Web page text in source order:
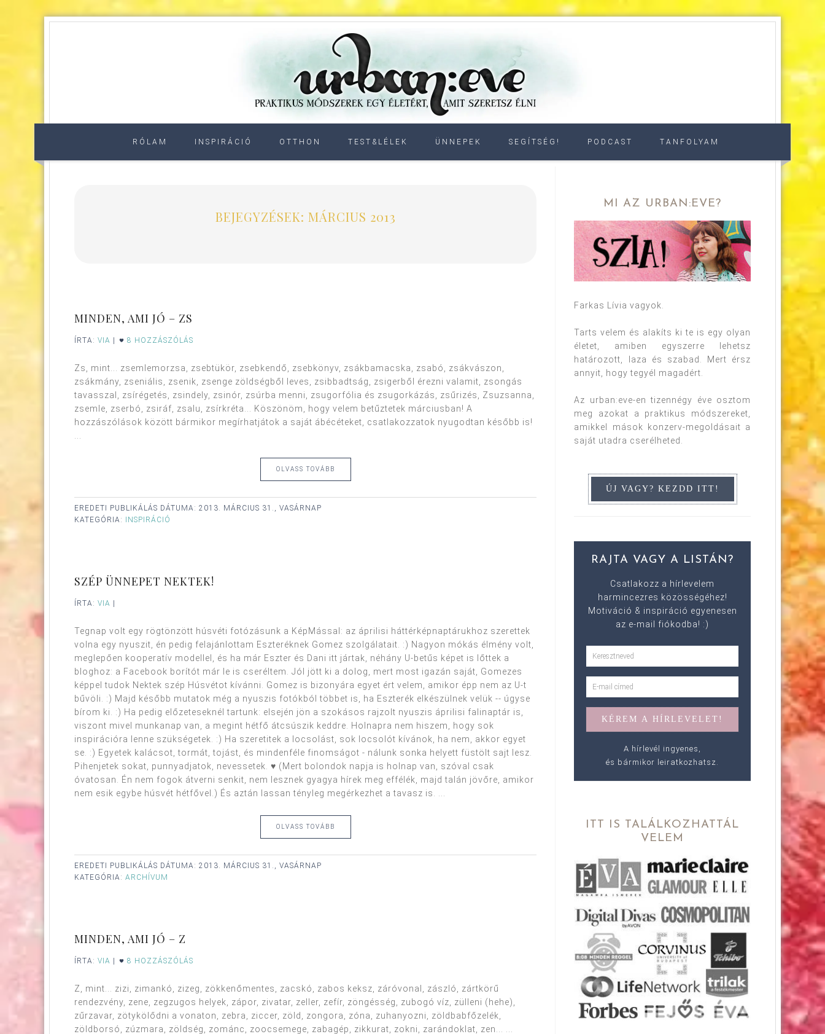
RÓLAM INSPIRÁCIÓ OTTHON TEST&LÉLEK ÜNNEPEK SEGÍTSÉG! PODCAST TANFOLYAM
BEJEGYZÉSEK: MÁRCIUS 2013
MINDEN, AMI JÓ – ZS
ÍRTA: VIA 8 HOZZÁSZÓLÁS
Zs, mint... zsemlemorzsa, zsebtükör, zsebkendő, zsebkönyv, zsákbamacska, zsabó, zsákvászon,
zsákmány, zseniális, zsenik, zsenge zöldségből leves, zsibbadtság, zsigerből érezni valamit, zsongás
tavasszal, zsírégetés, zsindely, zsinór, zsúrba menni, zsugorfólia és zsugorkázás, zsűrizés, Zsuzsanna,
zsemle, zserbó, zsiráf, zsalu, zsírkréta... Köszönöm, hogy velem betűztetek márciusban! A
hozzászólások között bármikor megírhatjátok a saját ábécéteket, csatlakozzatok nyugodtan később is!
OLVASS TOVÁBB
EREDETI PUBLIKÁLÁS DÁTUMA: 2013. MÁRCIUS 31., VASÁRNAP
KATEGÓRIA:
INSPIRÁCIÓ
SZÉP ÜNNEPET NEKTEK!
ÍRTA: VIA
Tegnap volt egy rögtönzött húsvéti fotózásunk a KépMással: az áprilisi háttérképnaptárukhoz szerettek
volna egy nyuszit, én pedig felajánlottam Eszteréknek Gomez szolgálatait. :) Nagyon mókás élmény volt,
meglepően kooperatív modellel, és ha már Eszter és Dani itt jártak, néhány U-betűs képet is lőttek a
bloghoz: a Facebook borítót már le is cseréltem. Jól jött ki a dolog, mert most igazán saját, Gomezes
képpel tudok Nektek szép Húsvétot kívánni. Gomez is bizonyára egyet ért velem, amikor épp nem az U-t
bűvöli. :) Majd később mutatok még a nyuszis fotókból többet is, ha Eszterék elkészülnek velük -- úgyse
bírom ki. :) Ha pedig előzeteseknél tartunk: elsején jön a szokásos rajzolt nyuszis áprilisi falinaptár is,
viszont mivel munkanap van, a megint hétfő átcsúszik keddre. Holnapra nem hiszem, hogy sok
inspirációra lenne szükségetek. :) Ha szeretitek a locsolást, sok locsolót kívánok, ha nem, akkor egyet
se. :) Egyetek kalácsot, tormát, tojást, és mindenféle finomságot - nálunk sonka helyett füstölt sajt lesz.
Pihenjetek sokat, punnyadjatok, nevessetek. ♥ (Mert bolondok napja is holnap van, szóval csak
óvatosan. Én nem fogok átverni senkit, nem lesznek gyagya hírek meg effélék, majd talán jövőre, amikor
nem esik egybe húsvét hétfővel.) És aztán lassan tényleg megérkezhet a tavasz is. ...
OLVASS TOVÁBB
EREDETI PUBLIKÁLÁS DÁTUMA: 2013. MÁRCIUS 31., VASÁRNAP
KATEGÓRIA: ARCHÍVUM
MINDEN, AMI JÓ – Z
ÍRTA: VIA 8 HOZZÁSZÓLÁS
Z, mint... zizi, zimankó, zizeg, zökkenőmentes, zacskó, zabos keksz, záróvonal, zászló, zártkörű
rendezvény, zene, zegzugos helyek, zápor, zivatar, zeller, zefír, zöngésség, zubogó víz, zülleni (hehe),
zűrzavar, zötykölődni a vonaton, zebra, ziccer, zöld, zongora, zóna, zuhanyozni, zöldbabfőzelék,
zöldborsó, zúzmara, zöldség, zománc, zoocsemege, zabagép, zikkurat, zokni, zarándoklat, zen... ...
MI AZ URBAN:EVE?
Farkas Lívia vagyok.
Tarts velem és alakíts ki te is egy olyan
életet, amiben egyszerre lehetsz
határozott, laza és szabad. Mert érsz
annyit, hogy tegyél magadért.
Az urban:eve-en tizennégy éve osztom
meg azokat a praktikus módszereket,
amikkel mások konzerv-megoldásait a
saját utadra cserélheted.
RAJTA VAGY A LISTÁN?
Csatlakozz a hírlevelem
harmincezres közösségéhez!
Motiváció & inspiráció egyenesen
az e-mail fiókodba! :)
A hírlevél ingyenes,
és bármikor leiratkozhatsz.
ITT IS TALÁLKOZHATTÁL
VELEM